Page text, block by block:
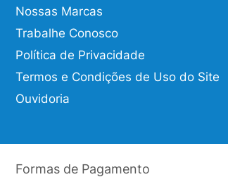
Nossas Marcas
Trabalhe Conosco
Política de Privacidade
Termos e Condições de Uso do Site
Ouvidoria
Formas de Pagamento